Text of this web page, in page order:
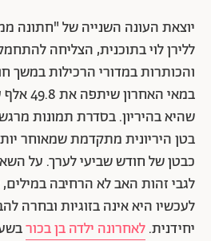
יוצאת העונה השנייה של "חתונה
ללירן לוי בתוכנית, הצליחה
והכותרות במדורי הרכילות במשך
במאי
בטן היריונית מתקדמת שמאוחר
כבטן של חודש שביעי לערך. על
לגבי זהות האב לא הרחיבה במילים,
לעכשיו היא אינה בזוגיות ובחרה
יחידנית.לאחרונה ילדה בן בכור